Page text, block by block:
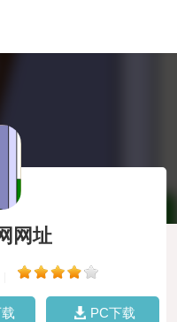
网址
PC下载